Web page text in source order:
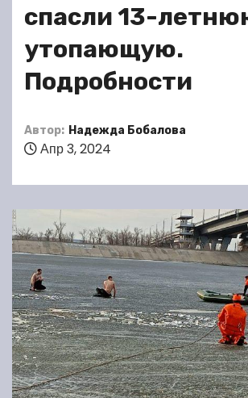
спасли 13-
утопающую.
Подробности
Автор: Надежда Бобалова
Апр 3, 2024